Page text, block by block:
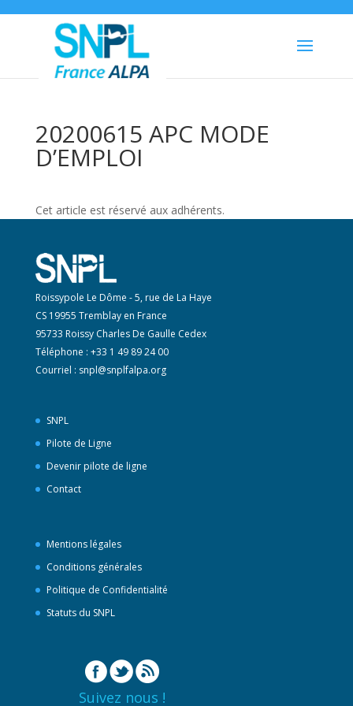
20200615 APC MODE
D’EMPLOI
Cet article est réservé aux adhérents.
Roissypole Le Dôme - 5, rue de La Haye
CS 19955 Tremblay en France
95733 Roissy Charles De Gaulle Cedex
Téléphone : +33 1 49 89 24 00
Courriel : snpl@snplfalpa.org
SNPL
Pilote de Ligne
Devenir pilote de ligne
Contact
Mentions légales
Conditions générales
Politique de Confidentialité
Statuts du SNPL
Suivez nous !